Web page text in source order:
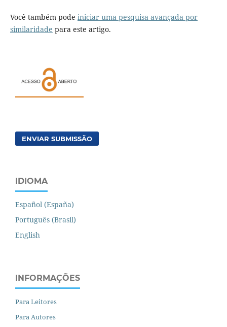
Você também pode iniciar uma pesquisa avançada por
similaridade para este artigo.
ENVIAR SUBMISSÃO
IDIOMA
Español (España)
Português (Brasil)
English
INFORMAÇÕES
Para Leitores
Para Autores